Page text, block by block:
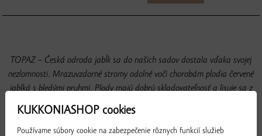
TOPAZ – Česká odroda jabĺk sa do našich sadov dostala vďaka svojej
nezlomnosti. Mrazuvzdorné stromy odolné voči chorobám plodia červené
jablká s bledými pruhmi. Plody majú dobrú skladovateľnosť a lisuje sa z
nich šťava so silnou kyslosťou a nízkym obsahom cukru. Odporúčame ju
tým, ktorí uprednostňujú kyslé chute.
KUKKONIASHOP cookies
Používame súbory cookie na zabezpečenie rôznych funkcií služieb